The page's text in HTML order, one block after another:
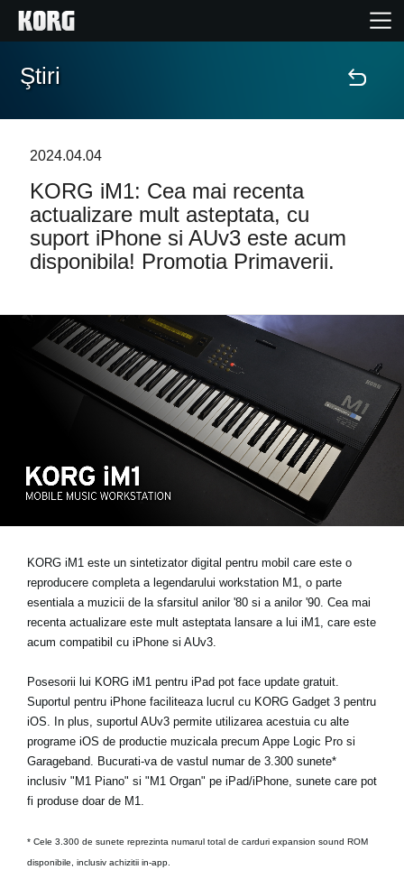
În Prim Plan
Eveniment
Găsește un Magazin
Social Media
Ştiri
2024.04.04
KORG iM1: Cea mai recenta
actualizare mult asteptata, cu
suport iPhone si AUv3 este acum
disponibila! Promotia Primaverii.
KORG iM1 este un sintetizator digital pentru mobil care este o
reproducere completa a legendarului workstation M1, o parte
esentiala a muzicii de la sfarsitul anilor '80 si a anilor '90. Cea mai
recenta actualizare este mult asteptata lansare a lui iM1, care este
acum compatibil cu iPhone si AUv3.
Posesorii lui KORG iM1 pentru iPad pot face update gratuit.
Suportul pentru iPhone faciliteaza lucrul cu KORG Gadget 3 pentru
iOS. In plus, suportul AUv3 permite utilizarea acestuia cu alte
programe iOS de productie muzicala precum Appe Logic Pro si
Garageband. Bucurati-va de vastul numar de 3.300 sunete*
inclusiv "M1 Piano" si "M1 Organ" pe iPad/iPhone, sunete care pot
fi produse doar de M1.
* Cele 3.300 de sunete reprezinta numarul total de carduri expansion sound ROM
disponibile, inclusiv achizitii in-app.